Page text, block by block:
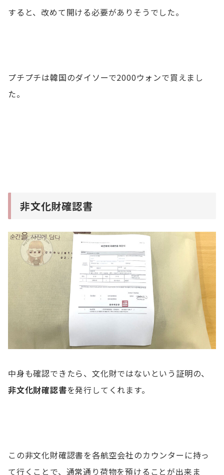
すると、改めて開ける必要がありそうでした。
プチプチは韓国のダイソーで2000ウォンで買えまし
た。
非文化財確認書
中身も確認できたら、文化財ではないという証明の、
非文化財確認書を発行してくれます。
この非文化財確認書を各航空会社のカウンターに持っ
て行くことで、通常通り荷物を預けることが出来ま